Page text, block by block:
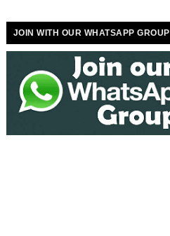
JOIN WITH OUR WHATSAPP GROUP